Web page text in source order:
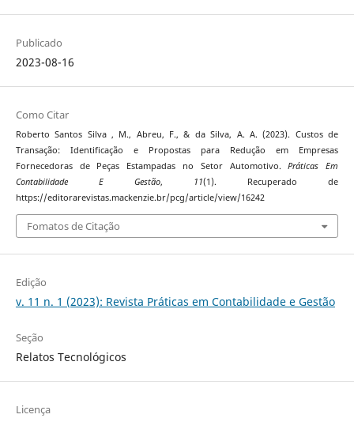
Publicado
2023-08-16
Como Citar
Roberto Santos Silva , M., Abreu, F., & da Silva, A. A. (2023). Custos de
Transação: Identificação e Propostas para Redução em Empresas
Fornecedoras de Peças Estampadas no Setor Automotivo.Práticas Em
Contabilidade E Gestão, 11(1). Recuperado de
https://editorarevistas.mackenzie.br/pcg/article/view/16242
Fomatos de Citação
Edição
v. 11 n. 1 (2023): Revista Práticas em Contabilidade e Gestão
Seção
Relatos Tecnológicos
Licença